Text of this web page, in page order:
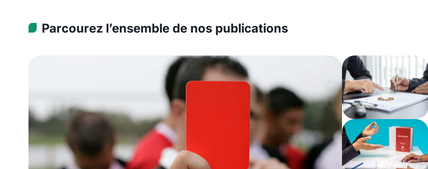
Parcourez l’ensemble de nos publications